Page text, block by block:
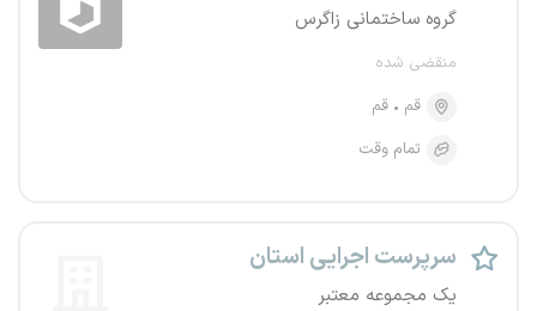
گروه ساختمانی زاگرس
منقضی شده
قم
قم
تمام وقت
سرپرست اجرایی استان
یک مجموعه معتبر